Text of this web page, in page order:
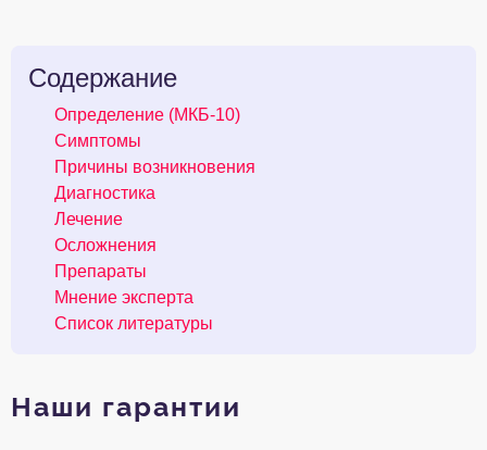
Содержание
Определение (МКБ-10)
Симптомы
Причины возникновения
Диагностика
Лечение
Осложнения
Препараты
Мнение эксперта
Список литературы
Наши гарантии